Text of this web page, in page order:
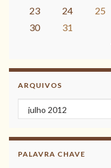
23
24 25
30
31
ARQUIVOS
Arquivos
PALAVRA CHAVE